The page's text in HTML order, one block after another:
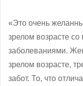
«Это очень
зрелом возрасте
заболеваниями.
зрелом возрасте,
забот. То, что